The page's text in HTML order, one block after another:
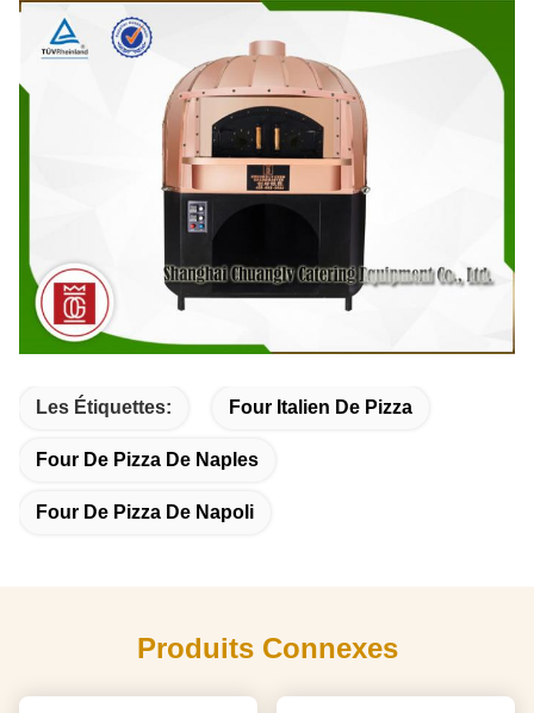
Les Étiquettes: Four Italien De Pizza
Four De Pizza De Naples
Four De Pizza De Napoli
Produits Connexes